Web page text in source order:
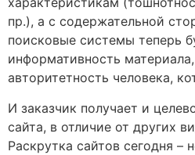
пр.), а с содержательной
поисковые системы теперь
информативность
авторитетность человека,
И заказчик получает и
сайта, в отличие от других
Раскрутка сайтов сегодня –